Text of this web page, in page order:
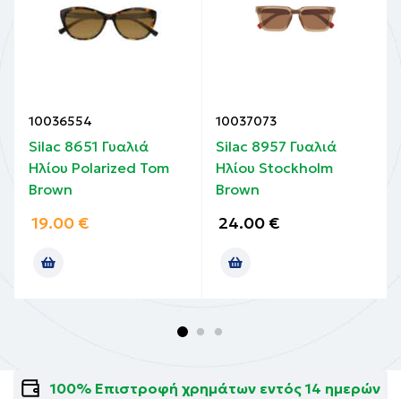
10036554
Silac 8651 Γυαλιά
Ηλίου Polarized Tom
Brown
19.00 €
10037073
Silac 8957 Γυαλιά
Ηλίου Stockholm
Brown
24.00 €
100% Επιστροφή χρημάτων εντός 14 ημερών